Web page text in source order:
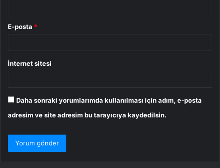
E-posta *
İnternet sitesi
Daha sonraki yorumlarımda kullanılması için adım, e-posta
adresim ve site adresim bu tarayıcıya kaydedilsin.